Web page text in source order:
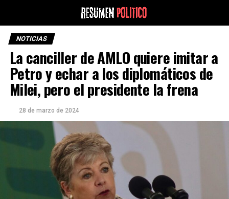
NOTICIAS
La canciller de AMLO quiere imitar a
Petro y echar a los diplomáticos de
Milei, pero el presidente la frena
28 de marzo de 2024